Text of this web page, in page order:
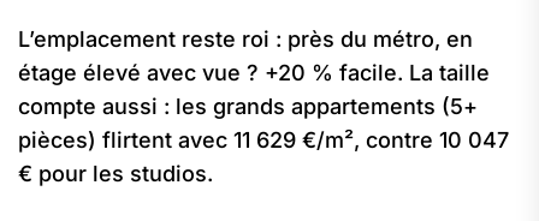
L’emplacement reste roi : près du métro, en
étage élevé avec vue ? +20 % facile. La taille
compte aussi : les grands appartements (5+
pièces) flirtent avec 11 629 €/m², contre 10 047
€ pour les studios.